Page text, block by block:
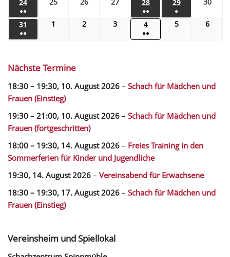
24
●●
28
●●
29
●
31
●●
1 2 3 4
●●
5 6
Nächste Termine
18:30 – 19:30, 10. August 2026 – Schach für Mädchen und
Frauen (Einstieg)
19:30 – 21:00, 10. August 2026 – Schach für Mädchen und
Frauen (fortgeschritten)
18:00 – 19:30, 14. August 2026 – Freies Training in den
Sommerferien für Kinder und Jugendliche
19:30, 14. August 2026 – Vereinsabend für Erwachsene
18:30 – 19:30, 17. August 2026 – Schach für Mädchen und
Frauen (Einstieg)
Vereinsheim und Spiellokal